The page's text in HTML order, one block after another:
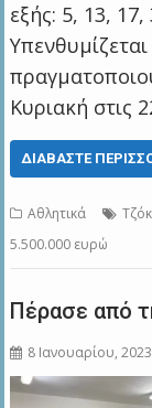
εξής: 5, 13,
Κυριακή στις
ΔΙΑΒΆΣΤΕ
Αθλητικά
5.500.000 ευρώ
Πέρασε από
8 Ιανουαρίου, 2023